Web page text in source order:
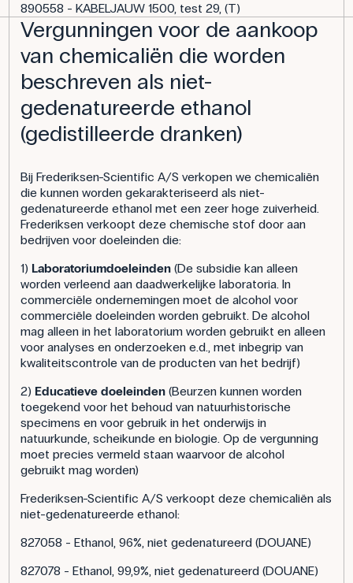
890558 - KABELJAUW 1500, test 29, (T)
Vergunningen voor de aankoop
van chemicaliën die worden
beschreven als niet-
gedenatureerde ethanol
(gedistilleerde dranken)
Bij Frederiksen-Scientific A/S verkopen we chemicaliën
die kunnen worden gekarakteriseerd als niet-
gedenatureerde ethanol met een zeer hoge zuiverheid.
Frederiksen verkoopt deze chemische stof door aan
bedrijven voor doeleinden die:
1) Laboratoriumdoeleinden (De subsidie kan alleen
worden verleend aan daadwerkelijke laboratoria. In
commerciële ondernemingen moet de alcohol voor
commerciële doeleinden worden gebruikt. De alcohol
mag alleen in het laboratorium worden gebruikt en alleen
voor analyses en onderzoeken e.d., met inbegrip van
kwaliteitscontrole van de producten van het bedrijf)
2) Educatieve doeleinden (Beurzen kunnen worden
toegekend voor het behoud van natuurhistorische
specimens en voor gebruik in het onderwijs in
natuurkunde, scheikunde en biologie. Op de vergunning
moet precies vermeld staan waarvoor de alcohol
gebruikt mag worden)
Frederiksen-Scientific A/S verkoopt deze chemicaliën als
niet-gedenatureerde ethanol:
827058 - Ethanol, 96%, niet gedenatureerd (DOUANE)
827078 - Ethanol, 99,9%, niet gedenatureerd (DOUANE)